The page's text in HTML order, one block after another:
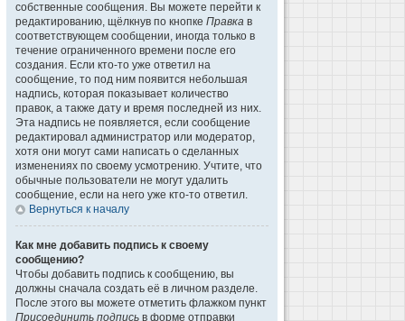
собственные сообщения. Вы можете перейти к
редактированию, щёлкнув по кнопке Правка в
соответствующем сообщении, иногда только в
течение ограниченного времени после его
создания. Если кто-то уже ответил на
сообщение, то под ним появится небольшая
надпись, которая показывает количество
правок, а также дату и время последней из них.
Эта надпись не появляется, если сообщение
редактировал администратор или модератор,
хотя они могут сами написать о сделанных
изменениях по своему усмотрению. Учтите, что
обычные пользователи не могут удалить
сообщение, если на него уже кто-то ответил.
Вернуться к началу
Как мне добавить подпись к своему
сообщению?
Чтобы добавить подпись к сообщению, вы
должны сначала создать её в личном разделе.
После этого вы можете отметить флажком пункт
Присоединить подпись в форме отправки